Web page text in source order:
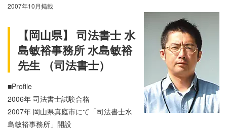
2007年10月掲載
【岡山県】 司法書士 水
島敏裕事務所 水島敏裕
先生 （司法書士）
■Profile
2006年 司法書士試験合格
2007年 岡山県真庭市にて「司法書士水
島敏裕事務所」開設